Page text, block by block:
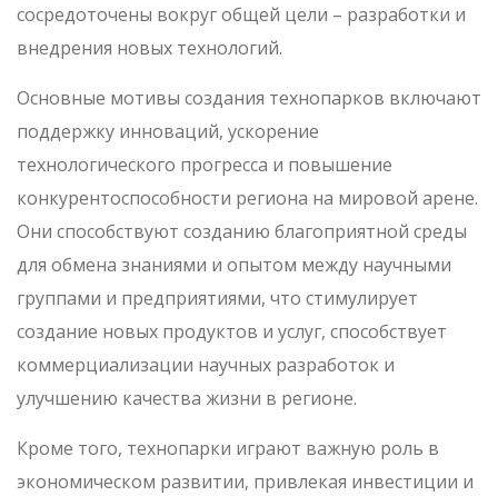
сосредоточены вокруг общей цели – разработки и
внедрения новых технологий.
Основные мотивы создания технопарков включают
поддержку инноваций, ускорение
технологического прогресса и повышение
конкурентоспособности региона на мировой арене.
Они способствуют созданию благоприятной среды
для обмена знаниями и опытом между научными
группами и предприятиями, что стимулирует
создание новых продуктов и услуг, способствует
коммерциализации научных разработок и
улучшению качества жизни в регионе.
Кроме того, технопарки играют важную роль в
экономическом развитии, привлекая инвестиции и